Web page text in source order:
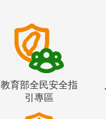
教育部全民安全指
引專區